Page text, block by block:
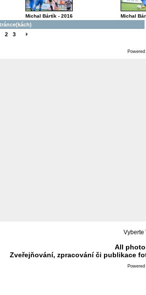
Michal Bártík - 2016 Michal
2 3
Vyberte
All
Zveřejňování, zpracování či publikace